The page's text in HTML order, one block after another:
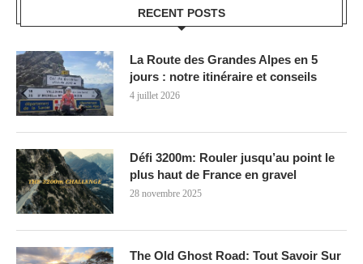
RECENT POSTS
La Route des Grandes Alpes en 5
jours : notre itinéraire et conseils
4 juillet 2026
Défi 3200m: Rouler jusqu’au point le
plus haut de France en gravel
28 novembre 2025
The Old Ghost Road: Tout Savoir Sur